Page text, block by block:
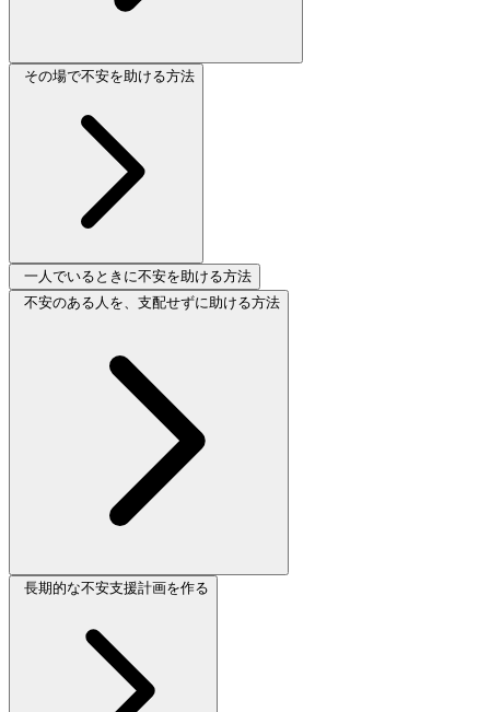
その場で不安を助ける方法
一人でいるときに不安を助ける方法
不安のある人を、支配せずに助ける方法
長期的な不安支援計画を作る